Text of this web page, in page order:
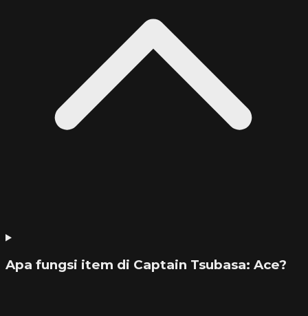
Apa fungsi item di Captain Tsubasa: Ace?